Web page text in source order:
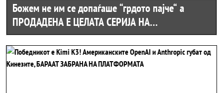
Божем не им се допаѓаше “грдото пајче“ а
ПРОДАДЕНА Е ЦЕЛАТА СЕРИЈА НА
ЕЛЕКТРИЧНИОТ ФЕРАРИ ЛУЧЕ